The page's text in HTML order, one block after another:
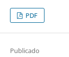
PDF
Publicado